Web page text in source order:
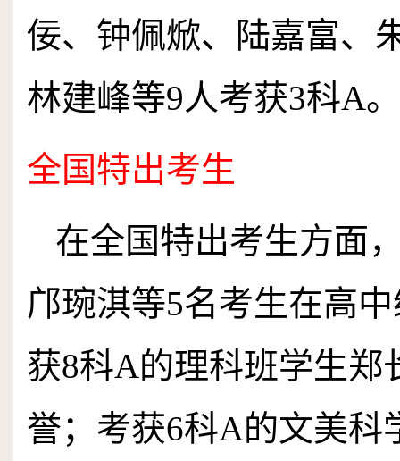
佞、钟佩焮、陆嘉富、
林建峰等9人考获3科A。
全国特出考生
在全国特出考生方面
邝琬淇等5名考生在高
获8科A的理科班学生郑
誉；考获6科A的文美科